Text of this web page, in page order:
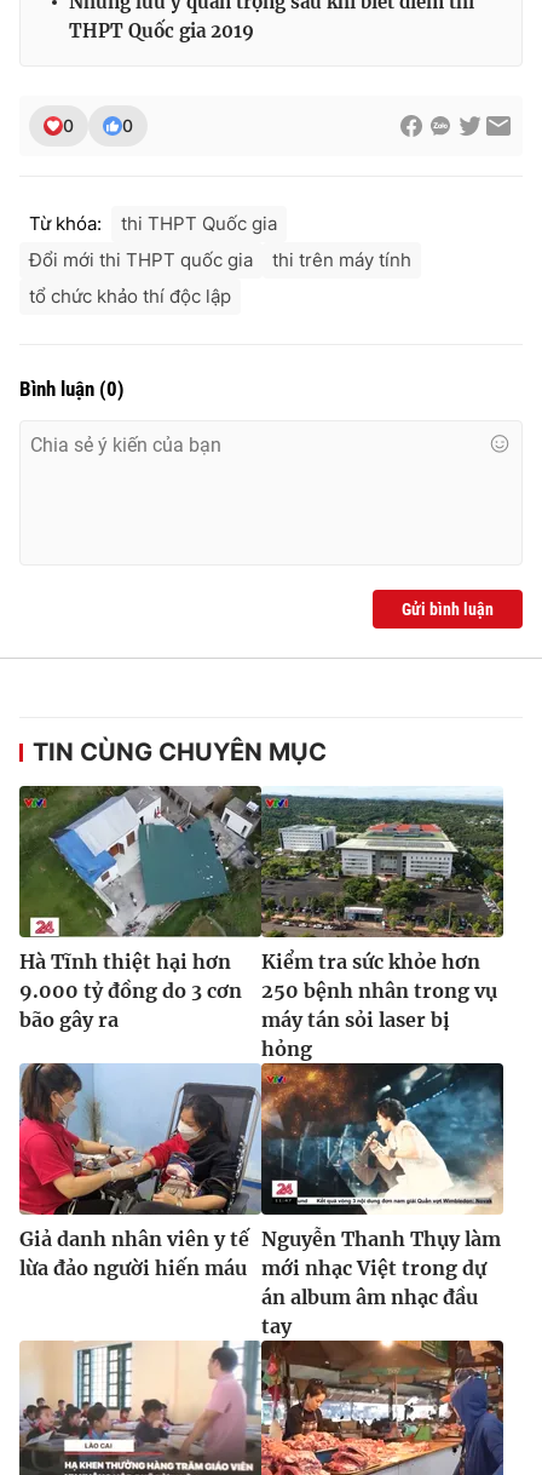
Ðiện thoại Thời báo VTV:024.66 897 897
toasoan@vtv.vn
thuận bằng văn bản. Ghi rõ nguồn VTV.vn khi phát hành lại
THPT Quốc gia 2019
0 0
Từ khóa:
thi THPT Quốc gia
Đổi mới thi THPT quốc gia
thi trên máy tính
tổ chức khảo thí độc lập
Bình luận (0)
Gửi bình luận
TIN CÙNG CHUYÊN MỤC
Hà Tĩnh thiệt hại hơn
9.000 tỷ đồng do 3 cơn
bão gây ra
Kiểm tra sức khỏe hơn
250 bệnh nhân trong vụ
máy tán sỏi laser bị
hỏng
Giả danh nhân viên y tế
lừa đảo người hiến máu
Nguyễn Thanh Thụy làm
mới nhạc Việt trong dự
án album âm nhạc đầu
tay